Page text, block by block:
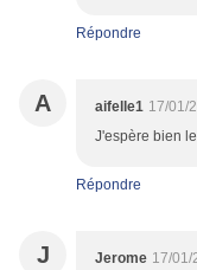
Répondre
A aifelle1 17/01/
J'espère bien
Répondre
J Jerome 17/01/